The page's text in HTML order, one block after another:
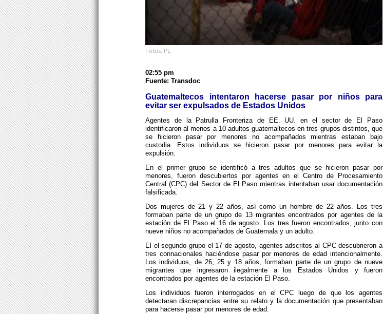
Fotos: PL
02:55 pm
Fuente: Transdoc
Guatemaltecos intentaron hacerse pasar por niños para
evitar ser expulsados de Estados Unidos
Agentes de la Patrulla Fronteriza de EE. UU. en el sector de El Paso
identificaron al menos a 10 adultos guatemaltecos en tres grupos distintos, que
se hicieron pasar por menores no acompañados mientras estaban bajo
custodia. Estos individuos se hicieron pasar por menores para evitar la
expulsión.
En el primer grupo se identificó a tres adultos que se hicieron pasar por
menores, fueron descubiertos por agentes en el Centro de Procesamiento
Central (CPC) del Sector de El Paso mientras intentaban usar documentación
falsificada.
Dos mujeres de 21 y 22 años, así como un hombre de 22 años. Los tres
formaban parte de un grupo de 13 migrantes encontrados por agentes de la
estación de El Paso el 16 de agosto. Los tres fueron encontrados, junto con
nueve niños no acompañados de Guatemala y un adulto.
El el segundo grupo el 17 de agosto, agentes adscritos al CPC descubrieron a
tres connacionales haciéndose pasar por menores de edad intencionalmente.
Los individuos, de 26, 25 y 18 años, formaban parte de un grupo de nueve
migrantes que ingresaron ilegalmente a los Estados Unidos y fueron
encontrados por agentes de la estación El Paso.
Los individuos fueron interrogados en el CPC luego de que los agentes
detectaran discrepancias entre su relato y la documentación que presentaban
para hacerse pasar por menores de edad.